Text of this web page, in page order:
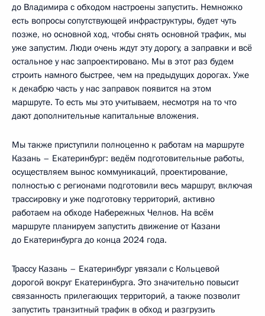
до Владимира с обходом настроены запустить. Немножко
есть вопросы сопутствующей инфраструктуры, будет чуть
позже, но основной ход, чтобы снять основной трафик, мы
уже запустим. Люди очень ждут эту дорогу, а заправки и всё
остальное у нас запроектировано. Мы в этот раз будем
строить намного быстрее, чем на предыдущих дорогах. Уже
к декабрю часть у нас заправок появится на этом
маршруте. То есть мы это учитываем, несмотря на то что
дают дополнительные капитальные вложения.
Мы также приступили полноценно к работам на маршруте
Казань – Екатеринбург: ведём подготовительные работы,
осуществляем вынос коммуникаций, проектирование,
полностью с регионами подготовили весь маршрут, включая
трассировку и уже подготовку территорий, активно
работаем на обходе Набережных Челнов. На всём
маршруте планируем запустить движение от Казани
до Екатеринбурга до конца 2024 года.
Трассу Казань – Екатеринбург увязали с Кольцевой
дорогой вокруг Екатеринбурга. Это значительно повысит
связанность прилегающих территорий, а также позволит
запустить транзитный трафик в обход и разгрузить